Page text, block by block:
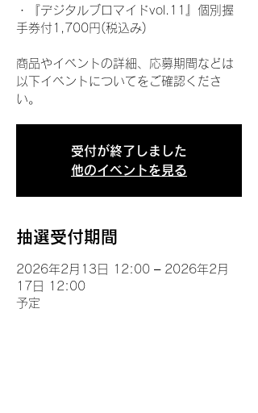
・『デジタルブロマイドvol.11』個別握
手券付1,700円(税込み)
商品やイベントの詳細、応募期間などは
以下イベントについてをご確認くださ
い。
受付が終了しました
他のイベントを見る
抽選受付期間
2026年2月13日 12:00 – 2026年2月
17日 12:00
予定